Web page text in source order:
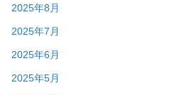
2025年8月
2025年7月
2025年6月
2025年5月